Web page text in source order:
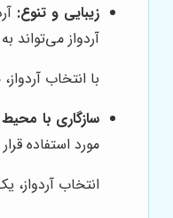
زیبایی و تنوع:
آردواز
با انتخاب
سازگاری با
مورد استفاده
انتخاب